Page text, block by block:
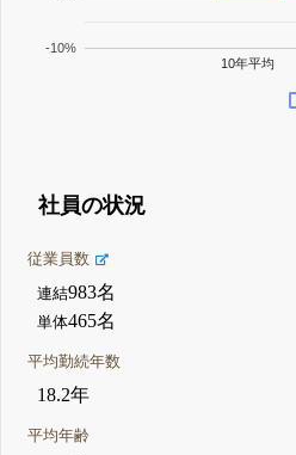
10年平均
-10%
社員の状況
従業員数
連結983名
単体465名
平均勤続年数
18.2年
平均年齢